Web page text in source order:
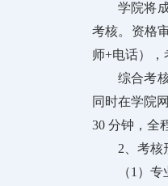
学院将
考核。资格
师+电话），
综合考
同时在学院
30 分钟，全
2、考核
（1）